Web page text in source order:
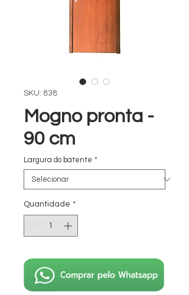
SKU: 838
Mogno pronta -
90 cm
Largura do batente *
Quantidade *